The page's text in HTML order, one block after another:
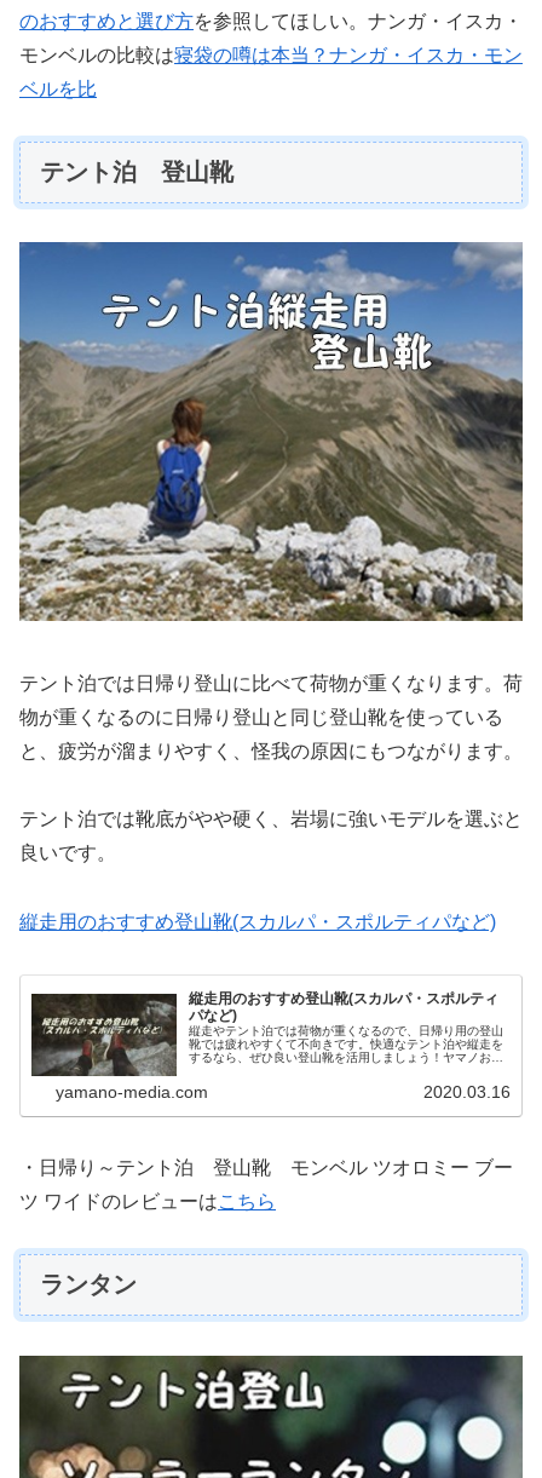
のおすすめと選び方を参照してほしい。ナンガ・イスカ・
モンベルの比較は寝袋の噂は本当？ナンガ・イスカ・モン
ベルを比
テント泊 登山靴
テント泊では日帰り登山に比べて荷物が重くなります。荷
物が重くなるのに日帰り登山と同じ登山靴を使っている
と、疲労が溜まりやすく、怪我の原因にもつながります。
テント泊では靴底がやや硬く、岩場に強いモデルを選ぶと
良いです。
縦走用のおすすめ登山靴(スカルパ・スポルティパなど)
縦走用のおすすめ登山靴(スカルパ・スポルティ
パなど)
縦走やテント泊では荷物が重くなるので、日帰り用の登山
靴では疲れやすくて不向きです。快適なテント泊や縦走を
するなら、ぜひ良い登山靴を活用しましょう！ヤマノおす
yamano-media.com 2020.03.16
・日帰り～テント泊 登山靴 モンベル ツオロミー ブー
ツ ワイドのレビューはこちら
ランタン